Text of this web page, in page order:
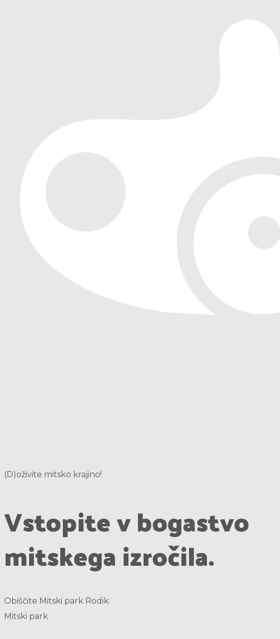
(D)oživite mitsko krajino!
Vstopite v bogastvo
mitskega izročila.
Obiščite Mitski park Rodik.
Mitski park